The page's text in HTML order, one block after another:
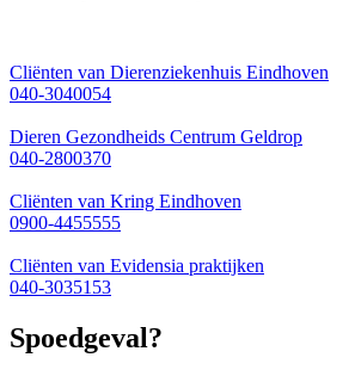
Cliënten van Dierenziekenhuis Eindhoven
040-3040054
Dieren Gezondheids Centrum Geldrop
040-2800370
Cliënten van Kring Eindhoven
0900-4455555
Cliënten van Evidensia praktijken
040-3035153
Spoedgeval?